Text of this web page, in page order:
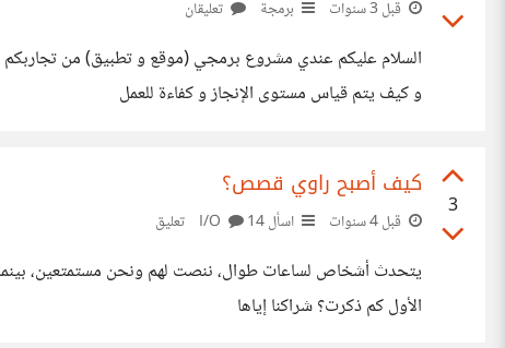
قبل 3 سنوات برمجة تعليقان
و كيف يتم قياس مستوى الإنجاز و كفاءة للعمل
3
كيف أصبح راوي قصص؟
قبل 4 سنوات اسأل I/O14 تعليق
الأول كم ذكرت؟ شراكنا إياها